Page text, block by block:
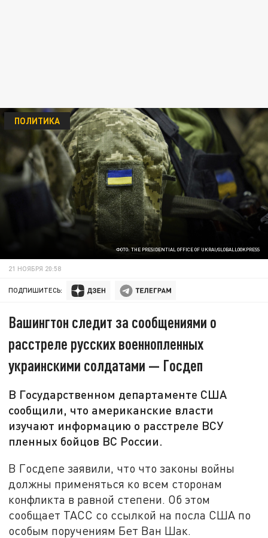
ФОТО: THE PRESIDENTIAL OFFICE OF UKRAI/GLOBALLOOKPRESS
ПОЛИТИКА
21 НОЯБРЯ 20:58
ПОДПИШИТЕСЬ:
Вашингтон следит за сообщениями о
расстреле русских военнопленных
украинскими солдатами — Госдеп
В Государственном департаменте США
сообщили, что американские власти
изучают информацию о расстреле ВСУ
пленных бойцов ВС России.
В Госдепе заявили, что что законы войны
должны применяться ко всем сторонам
конфликта в равной степени. Об этом
сообщает ТАСС со ссылкой на посла США по
особым поручениям Бет Ван Шак.